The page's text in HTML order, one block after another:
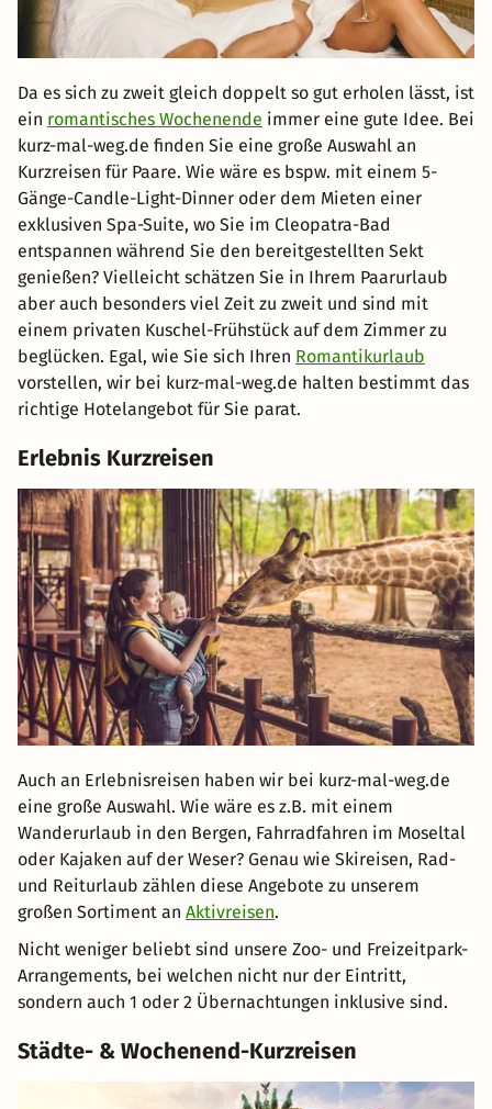
Da es sich zu zweit gleich doppelt so gut erholen lässt, ist
ein romantisches Wochenende immer eine gute Idee. Bei
kurz-mal-weg.de finden Sie eine große Auswahl an
Kurzreisen für Paare. Wie wäre es bspw. mit einem 5-
Gänge-Candle-Light-Dinner oder dem Mieten einer
exklusiven Spa-Suite, wo Sie im Cleopatra-Bad
entspannen während Sie den bereitgestellten Sekt
genießen? Vielleicht schätzen Sie in Ihrem Paarurlaub
aber auch besonders viel Zeit zu zweit und sind mit
einem privaten Kuschel-Frühstück auf dem Zimmer zu
beglücken. Egal, wie Sie sich Ihren Romantikurlaub
vorstellen, wir bei kurz-mal-weg.de halten bestimmt das
richtige Hotelangebot für Sie parat.
Erlebnis Kurzreisen
Auch an Erlebnisreisen haben wir bei kurz-mal-weg.de
eine große Auswahl. Wie wäre es z.B. mit einem
Wanderurlaub in den Bergen, Fahrradfahren im Moseltal
oder Kajaken auf der Weser? Genau wie Skireisen, Rad-
und Reiturlaub zählen diese Angebote zu unserem
großen Sortiment an Aktivreisen.
Nicht weniger beliebt sind unsere Zoo- und Freizeitpark-
Arrangements, bei welchen nicht nur der Eintritt,
sondern auch 1 oder 2 Übernachtungen inklusive sind.
Städte- & Wochenend-Kurzreisen